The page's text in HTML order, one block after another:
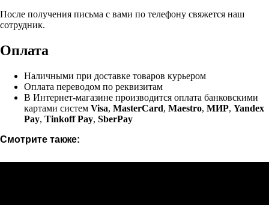
После получения письма с вами по телефону свяжется наш
сотрудник.
Оплата
Наличными при доставке товаров курьером
Оплата переводом по реквизитам
В Интернет-магазине производится оплата банковскими
картами систем Visa, MasterCard, Maestro, МИР, Yandex
Pay, Tinkoff Pay, SberPay
Смотрите также: